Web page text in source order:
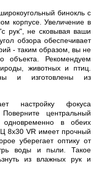
бинокль с
корпусе. Увеличение в
рук", не сковывая ваши
обзора обеспечивает
- таким образом, вы не
объекта. Рекомендуем
животных и птиц.
и изготовлены из
настройку фокуса
центральный
в обеих
8х30 VR имеет прочный
уберегает оптику от
воды и пыли. Такое
из влажных рук и